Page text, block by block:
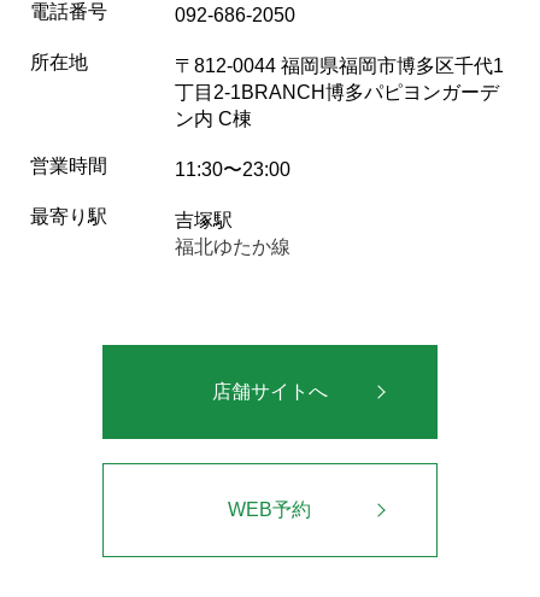
電話番号 092-686-2050
所在地
〒812-0044 福岡県福岡市博多区千代1
丁目2-1BRANCH博多パピヨンガーデ
ン内 C棟
営業時間 11:30〜23:00
最寄り駅
吉塚駅
福北ゆたか線
店舗サイトへ
WEB予約